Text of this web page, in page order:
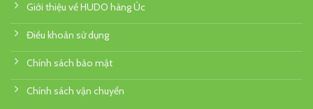
Giới thiệu về HUDO hàng Úc
Điều khoản sử dụng
Chính sách bảo mật
Chính sách vận chuyển